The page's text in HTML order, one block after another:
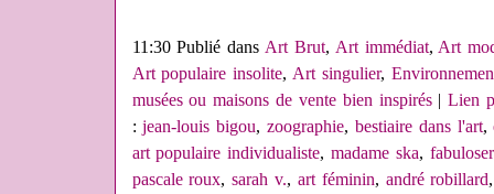
11:30 Publié dansArt Brut, Art immédiat,Art
Art populaire insolite,Art singulier,
musées ou maisons de vente bien inspirés|Lien
:jean-louis bigou,zoographie, bestiaire dans l'art,
art populaire individualiste,madame ska,
pascale roux,sarah v., art féminin, andré robillard